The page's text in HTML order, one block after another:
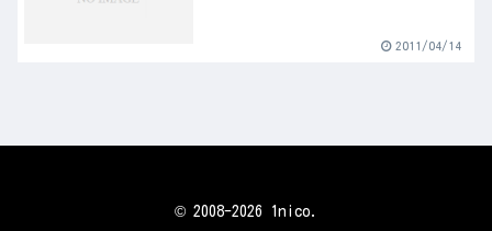
2011/04/14
© 2008-2026 1nico.